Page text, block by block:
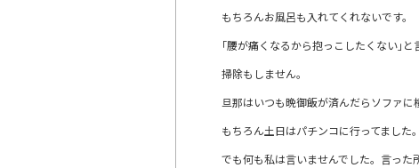
もちろんお風呂も入れてくれないです。
｢腰が痛くなるから抱っこしたくない｣と
掃除もしません。
旦那はいつも晩御飯が済んだらソファに
もちろん土日はパチンコに行ってました。
でも何も私は言いませんでした。言っ